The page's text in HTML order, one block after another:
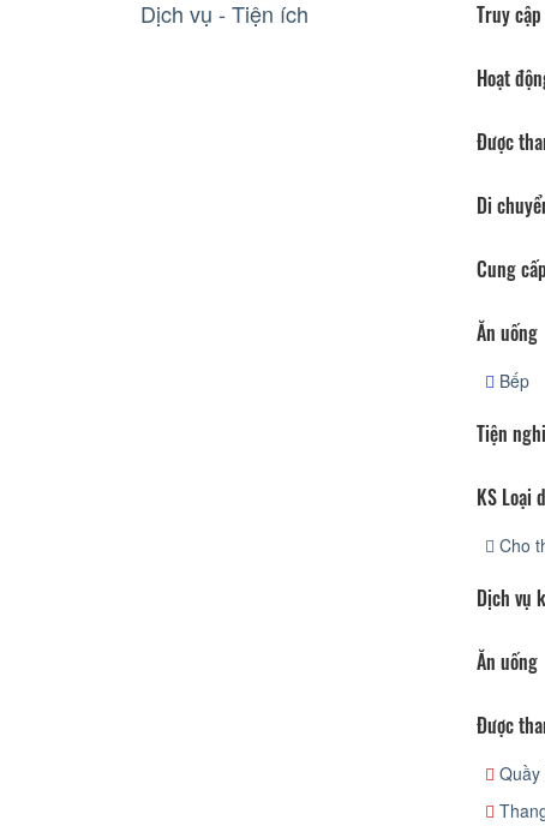
Dịch vụ - Tiện ích Truy
Hoạt
Được
Di
Cung
Ăn uống
Bếp
Tiện nghi
KS Loại
Cho
Dịch vụ
Ăn uống
Được
Quầy